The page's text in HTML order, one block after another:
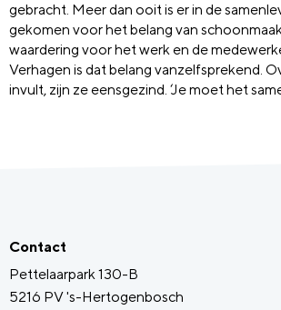
gebracht. Meer dan ooit is er in de
gekomen voor het belang van
waardering voor het werk en de
Verhagen is dat belang vanzelfsprekend.
invult, zijn ze eensgezind. ‘Je moet het
Contact
Pettelaarpark 130-B
5216 PV 's-Hertogenbosch